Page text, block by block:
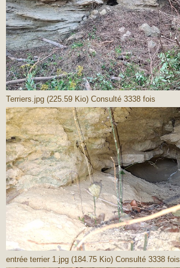
Terriers.jpg (225.59 Kio) Consulté 3338 fois
entrée terrier 1.jpg (184.75 Kio) Consulté 3338 fois